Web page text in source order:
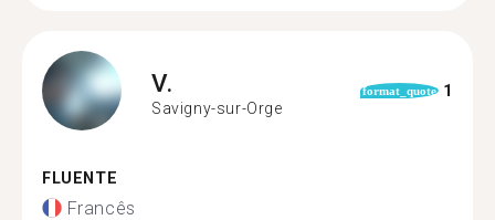
V.
Savigny-sur-Orge
format_quote 1
FLUENTE
Francês